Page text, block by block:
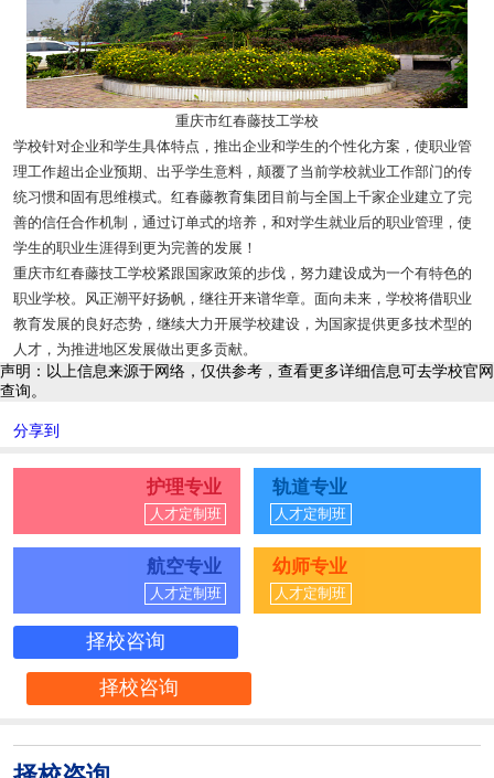
重庆市红春藤技工学校
学校针对企业和学生具体特点，推出企业和学生的个性化方案，使职业管
理工作超出企业预期、出乎学生意料，颠覆了当前学校就业工作部门的传
统习惯和固有思维模式。红春藤教育集团目前与全国上千家企业建立了完
善的信任合作机制，通过订单式的培养，和对学生就业后的职业管理，使
学生的职业生涯得到更为完善的发展！
重庆市红春藤技工学校紧跟国家政策的步伐，努力建设成为一个有特色的
职业学校。风正潮平好扬帆，继往开来谱华章。面向未来，学校将借职业
教育发展的良好态势，继续大力开展学校建设，为国家提供更多技术型的
人才，为推进地区发展做出更多贡献。
声明：以上信息来源于网络，仅供参考，查看更多详细信息可去学校官网
查询。
分享到
护理专业
人才定制班
轨道专业
人才定制班
航空专业
人才定制班
幼师专业
人才定制班
择校咨询
择校咨询